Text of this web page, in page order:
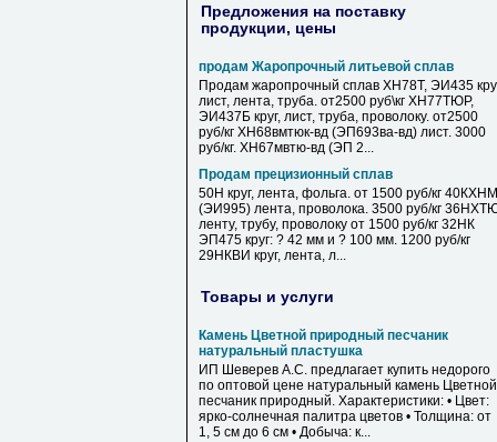
Предложения на поставку
продукции, цены
продам Жаропрочный литьевой сплав
Продам жаропрочный сплав ХН78Т, ЭИ435
лист, лента, труба. от2500 руб\кг ХН77ТЮР,
ЭИ437Б круг, лист, труба, проволоку. от2500
руб/кг ХН68вмтюк-вд (ЭП693ва-вд) лист. 3000
руб/кг. ХН67мвтю-вд (ЭП 2...
Продам прецизионный сплав
50Н круг, лента, фольга. от 1500 руб/кг 40КХНМ
(ЭИ995) лента, проволока. 3500 руб/кг
ленту, трубу, проволоку от 1500 руб/кг 32НК
ЭП475 круг: ? 42 мм и ? 100 мм. 1200 руб/кг
29НКВИ круг, лента, л...
Товары и услуги
Камень Цветной природный песчаник
натуральный пластушка
ИП Шеверев А.С. предлагает купить недорого
по оптовой цене натуральный камень Цветной
песчаник природный. Характеристики: • Цвет:
ярко-солнечная палитра цветов • Толщина: от
1, 5 см до 6 см • Добыча: к...